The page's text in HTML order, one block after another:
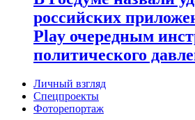
российских
Play очередным
политического
Личный взгляд
Спецпроекты
Фоторепортаж